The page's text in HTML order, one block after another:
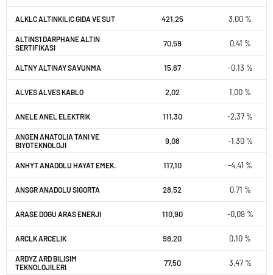
ALKLC ALTINKILIC GIDA VE SUT 421,25 3,00 %
ALTINS1 DARPHANE ALTIN
SERTIFIKASI
70,59 0,41 %
ALTNY ALTINAY SAVUNMA 15,67 -0,13 %
ALVES ALVES KABLO 2,02 1,00 %
ANELE ANEL ELEKTRIK 111,30 -2,37 %
ANGEN ANATOLIA TANI VE
BIYOTEKNOLOJI
9,08 -1,30 %
ANHYT ANADOLU HAYAT EMEK. 117,10 -4,41 %
ANSGR ANADOLU SIGORTA 28,52 0,71 %
ARASE DOGU ARAS ENERJI 110,90 -0,09 %
ARCLK ARCELIK 98,20 0,10 %
ARDYZ ARD BILISIM
TEKNOLOJILERI
77,50 3,47 %